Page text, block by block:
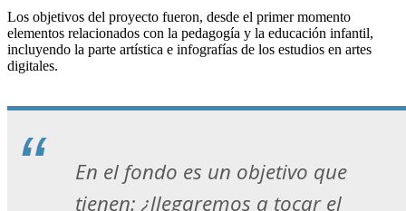
Los objetivos del proyecto fueron, desde el primer momento
elementos relacionados con la pedagogía y la educación infantil,
incluyendo la parte artística e infografías de los estudios en artes
digitales.
En el fondo es un objetivo que
tienen: ¿llegaremos a tocar el